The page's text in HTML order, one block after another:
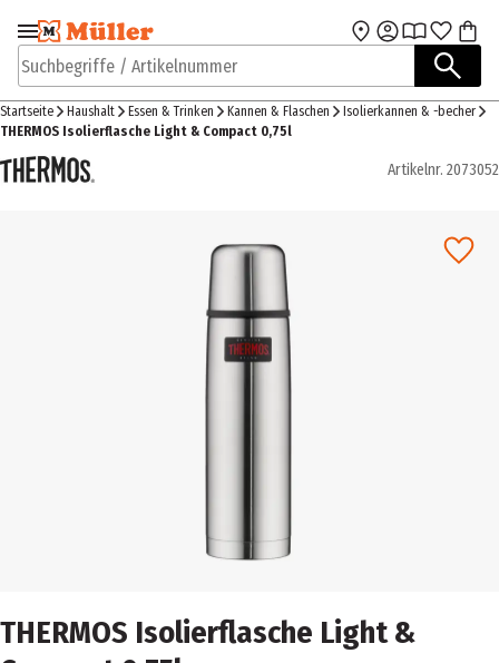
Zur Navigation
springen
Zum Hauptinhalt
Suchbegriffe / Artikelnummer
Startseite Haushalt Essen & Trinken Kannen & Flaschen
Isolierkannen & -becher
THERMOS Isolierflasche Light & Compact 0,75l
Artikelnr. 2073052
THERMOS Isolierflasche Light &